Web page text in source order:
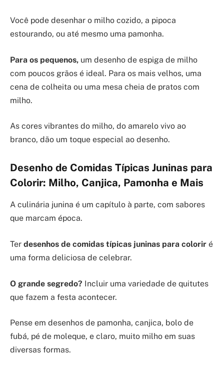
Você pode desenhar o milho cozido, a pipoca
estourando, ou até mesmo uma pamonha.
Para os pequenos, um desenho de espiga de milho
com poucos grãos é ideal. Para os mais velhos, uma
cena de colheita ou uma mesa cheia de pratos com
milho.
As cores vibrantes do milho, do amarelo vivo ao
branco, dão um toque especial ao desenho.
Desenho de Comidas Típicas Juninas para
Colorir: Milho, Canjica, Pamonha e Mais
A culinária junina é um capítulo à parte, com sabores
que marcam época.
Ter desenhos de comidas típicas juninas para colorir é
uma forma deliciosa de celebrar.
O grande segredo? Incluir uma variedade de quitutes
que fazem a festa acontecer.
Pense em desenhos de pamonha, canjica, bolo de
fubá, pé de moleque, e claro, muito milho em suas
diversas formas.